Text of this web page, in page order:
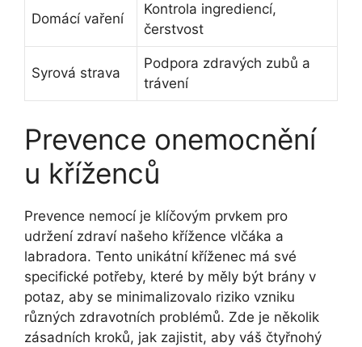
Domácí vaření
Kontrola ingrediencí,
čerstvost
Syrová strava
Podpora zdravých zubů a
trávení
Prevence onemocnění
u kříženců
Prevence nemocí je klíčovým prvkem pro
udržení zdraví našeho křížence vlčáka a
labradora. Tento unikátní kříženec má své
specifické potřeby, které by měly být brány v
potaz, aby se minimalizovalo riziko vzniku
různých zdravotních problémů. Zde je několik
zásadních kroků, jak zajistit, aby váš čtyřnohý